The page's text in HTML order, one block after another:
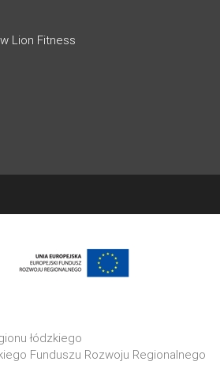
Lion Fitness
łódzkiego
Funduszu Rozwoju Regionalnego